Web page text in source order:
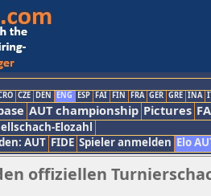
CZE DEN ENG ESP FAI FIN FRA GER GRE INA
AUT championship Pictures
Elozahl
AUT FIDE Spieler anmelden Elo
offiziellen